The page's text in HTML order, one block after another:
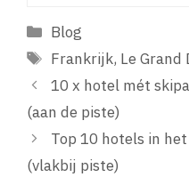
Categorieën
Blog
Tags
Frankrijk, Le Grand
10 x hotel mét
(aan de piste)
Top 10 hotels in
(vlakbij piste)